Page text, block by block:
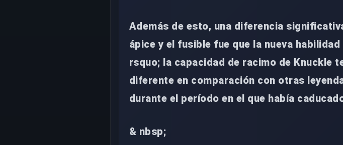
Además de esto, una diferencia
ápice y el fusible fue que la nueva
rsquo; la capacidad de racimo de Knuckle
diferente en comparación con otras
durante el período en el que había
& nbsp;